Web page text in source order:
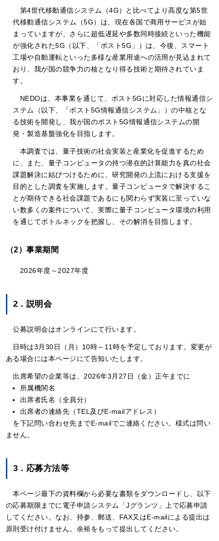
第4世代移動通信システム（4G）と比べてより高度な第5世
代移動通信システム（5G）は、現在各国で商用サービスが始
まっていますが、さらに超低遅延や多数同時接続といった機能
が強化された5G（以下、「ポスト5G」）は、今後、スマート
工場や自動運転といった多様な産業用途への活用が見込まれて
おり、我が国の競争力の核となり得る技術と期待されていま
す。
NEDOは、本事業を通じて、ポスト5Gに対応した情報通信シ
ステム（以下、「ポスト5G情報通信システム」）の中核とな
る技術を開発し、我が国のポスト5G情報通信システムの開
発・製造基盤強化を目指します。
本調査では、量子技術の社会実装と産業化を促進するため
に、また、量子コンピュータの持つ潜在的計算能力を真の社会
課題解決に結びつけるために、研究開発の上流における支援を
目的とした調査を実施します。量子コンピュータで解決するこ
とが期待できる社会課題であるにも関わらず実装に至っていな
い数多くの案件について、実際に量子コンピュータ環境の利用
を通じてボトルネックを把握し、その解消を目指します。
（2）事業期間
2026年度～2027年度
2．説明会
公募説明会はオンラインにて行います。
日時は3月30日（月）10時～11時を予定しております。変更が
ある場合には本ページにて告知いたします。
出席希望の企業等は、2026年3月27日（金）正午までに
所属機関名
出席者氏名（全員分）
出席者の連絡先（TEL及びE-mailアドレス）
を下記問い合わせ先までE-mailでご連絡ください。様式は問い
ません。
3．応募方法等
本ページ最下の資料欄から必要な書類をダウンロードし、以下
の応募期限までに電子申請システム「Jグランツ」上で応募申請
してください。なお、持参、郵送、FAX又はE-mailによる提出は
原則受け付けません。余裕をもって提出してください。